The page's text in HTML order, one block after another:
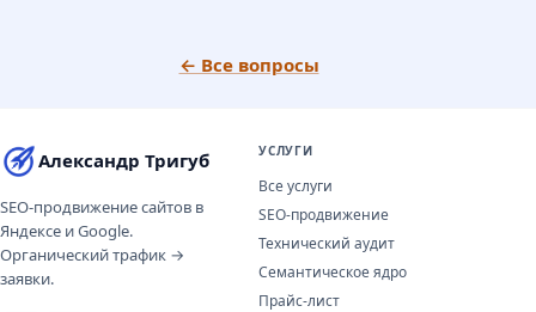
← Все вопросы
Александр Тригуб
SEO-продвижение сайтов в
Яндексе и Google.
Органический трафик →
заявки.
УСЛУГИ
Все услуги
SEO-продвижение
Технический аудит
Семантическое ядро
Прайс-лист